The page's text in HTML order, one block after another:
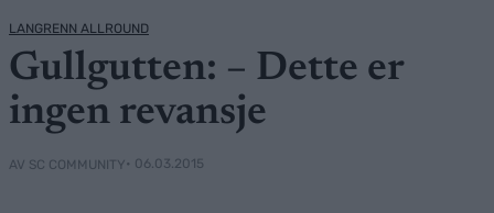
LANGRENN ALLROUND
Gullgutten: – Dette er
ingen revansje
AV SC COMMUNITY• 06.03.2015